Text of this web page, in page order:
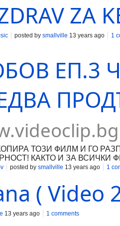
ZA
posted by smallville 13 years ago 1
ЕП.3
ТОЗИ ФИЛМ И ГО
КАКТО И ЗА ВСИЧКИ
posted by smallville 13 years ago 1
( Video
13 years ago 1 comments